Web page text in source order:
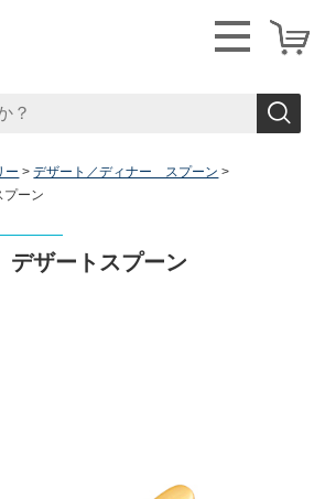
ー
デザート／ディナー スプーン
ーン
ザートスプーン